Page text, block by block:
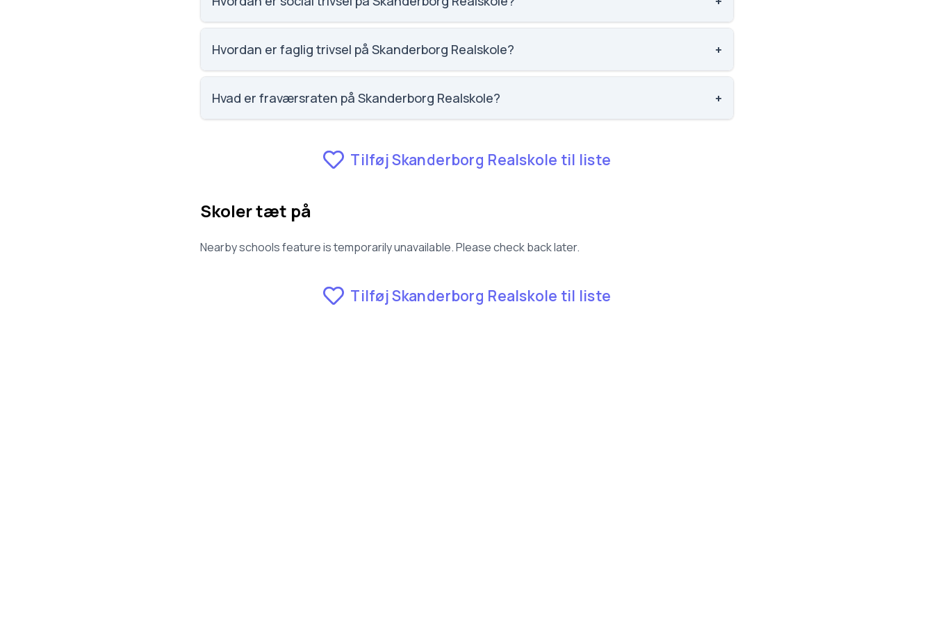
Vi har ikke data om social trivsel for Skanderborg Realskole.
Hvordan er faglig trivsel på Skanderborg Realskole? +
Vi har ikke data om faglig trivsel for Skanderborg Realskole.
Hvad er fraværsraten på Skanderborg Realskole? +
Tilføj Skanderborg Realskole til liste
Skoler tæt på
Nearby schools feature is temporarily unavailable. Please check back later.
Tilføj Skanderborg Realskole til liste